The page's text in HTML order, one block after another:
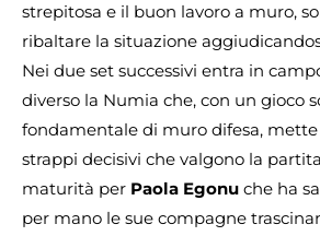
strepitosa e il buon lavoro a muro,
ribaltare la situazione
Nei due set successivi entra in
diverso la Numia che, con un gioco
fondamentale di muro difesa, mette
strappi decisivi che valgono la
maturità per Paola Egonu che ha
per mano le sue compagne